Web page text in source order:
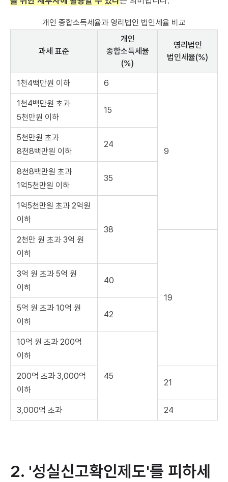
개인 종합소득세율과 영리법인 법인세율 비교
과세 표준
개인
종합소득세율
(%)
영리법인
법인세율(%)
1천4백만원 이하 6
9
1천4백만원 초과
5천만원 이하
15
5천만원 초과
8천8백만원 이하
24
8천8백만원 초과
1억5천만원 이하
35
1억5천만원 초과 2억원
이하
38
2천만 원 초과 3억 원
이하
19
3억 원 초과 5억 원
이하
40
5억 원 초과 10억 원
이하
42
10억 원 초과 200억
이하
45
200억 초과 3,000억
이하
21
3,000억 초과 24
2. '성실신고확인제도'를 피하세